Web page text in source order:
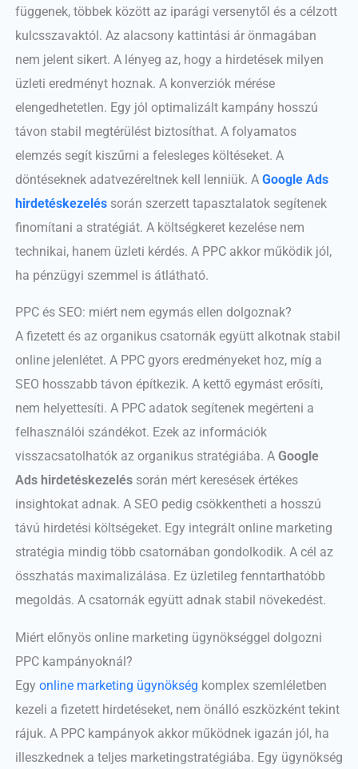
függenek, többek között az iparági versenytől és a célzott
kulcsszavaktól. Az alacsony kattintási ár önmagában
nem jelent sikert. A lényeg az, hogy a hirdetések milyen
üzleti eredményt hoznak. A konverziók mérése
elengedhetetlen. Egy jól optimalizált kampány hosszú
távon stabil megtérülést biztosíthat. A folyamatos
elemzés segít kiszűrni a felesleges költéseket. A
döntéseknek adatvezéreltnek kell lenniük. A Google Ads
hirdetéskezeléssorán szerzett tapasztalatok segítenek
finomítani a stratégiát. A költségkeret kezelése nem
technikai, hanem üzleti kérdés. A PPC akkor működik jól,
ha pénzügyi szemmel is átlátható.
PPC és SEO: miért nem egymás ellen dolgoznak?
A fizetett és az organikus csatornák együtt alkotnak stabil
online jelenlétet. A PPC gyors eredményeket hoz, míg a
SEO hosszabb távon építkezik. A kettő egymást erősíti,
nem helyettesíti. A PPC adatok segítenek megérteni a
felhasználói szándékot. Ezek az információk
visszacsatolhatók az organikus stratégiába. A Google
Ads hirdetéskezeléssorán mért keresések értékes
insightokat adnak. A SEO pedig csökkentheti a hosszú
távú hirdetési költségeket. Egy integrált online marketing
stratégia mindig több csatornában gondolkodik. A cél az
összhatás maximalizálása. Ez üzletileg fenntarthatóbb
megoldás. A csatornák együtt adnak stabil növekedést.
Miért előnyös online marketing ügynökséggel dolgozni
PPC kampányoknál?
Egy online marketing ügynökség komplex szemléletben
kezeli a fizetett hirdetéseket, nem önálló eszközként tekint
rájuk. A PPC kampányok akkor működnek igazán jól, ha
illeszkednek a teljes marketingstratégiába. Egy ügynökség